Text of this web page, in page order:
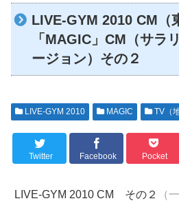
LIVE-GYM 2010 CM（
「MAGIC」CM（サラ
ージョン）その２
LIVE-GYM 2010 MAGIC TV（
Twitter Facebook Pocket
LIVE-GYM 2010 CM その２
（